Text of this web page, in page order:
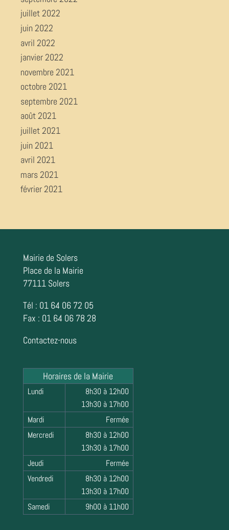
juillet 2022
juin 2022
avril 2022
janvier 2022
novembre 2021
octobre 2021
septembre 2021
août 2021
juillet 2021
juin 2021
avril 2021
mars 2021
février 2021
Mairie de Solers
Place de la Mairie
77111 Solers
Tél : 01 64 06 72 05
Fax : 01 64 06 78 28
Contactez-nous
Horaires de la Mairie
Lundi
8h30 à 12h00
13h30 à 17h00
Mardi
Fermée
Mercredi
8h30 à 12h00
13h30 à 17h00
Jeudi
Fermée
Vendredi
8h30 à 12h00
13h30 à 17h00
Samedi
9h00 à 11h00